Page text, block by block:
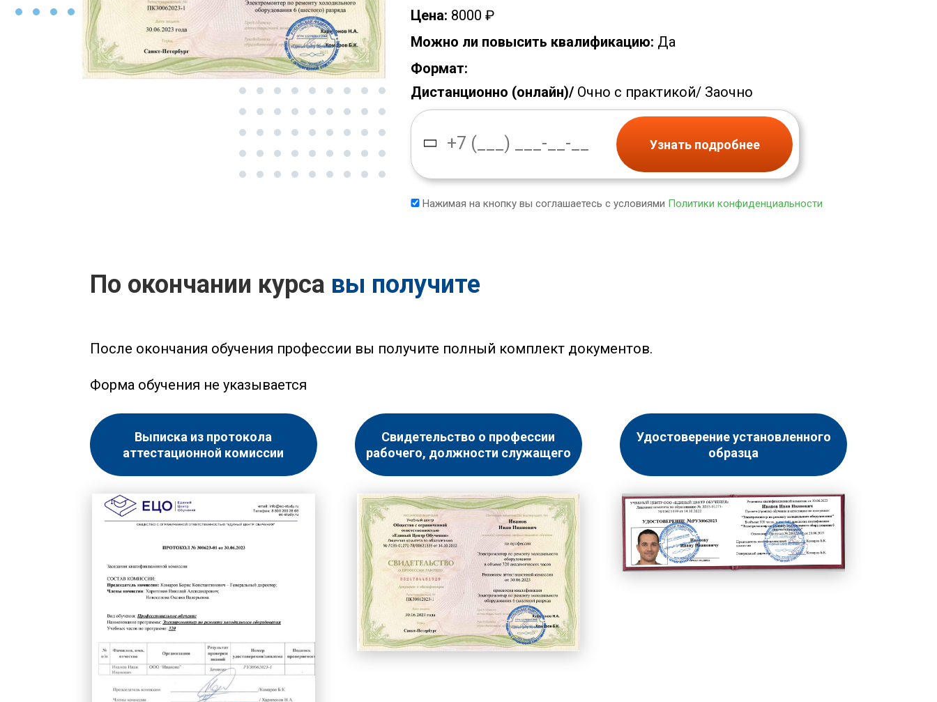
Цена: 8000 ₽
Можно ли повысить квалификацию: Да
Формат:
Дистанционно (онлайн)/ Очно с практикой/ Заочно
Узнать подробнее
Нажимая на кнопку вы соглашаетесь с условиями Политики конфиденциальности
По окончании курса вы получите
После окончания обучения профессии вы получите полный комплект документов.
Форма обучения не указывается
Выписка из протокола
аттестационной комиссии
Свидетельство о профессии
рабочего, должности служащего
Удостоверение установленного
образца